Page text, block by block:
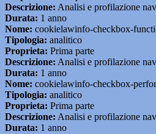
Descrizione: Analisi e profilazione
Durata: 1 anno
Nome: cookielawinfo-checkbox-
Tipologia: analitico
Proprieta: Prima parte
Descrizione: Analisi e profilazione
Durata: 1 anno
Nome: cookielawinfo-checkbox-
Tipologia: analitico
Proprieta: Prima parte
Descrizione: Analisi e profilazione
Durata: 1 anno